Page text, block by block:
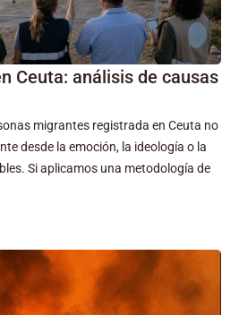
Ceuta: análisis de causas
migrantes registrada en Ceuta no
desde la emoción, la ideología o la
Si aplicamos una metodología de